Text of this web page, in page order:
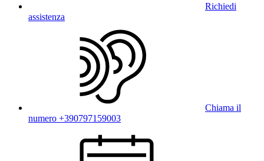
Richiedi
assistenza
Chiama il
numero +390797159003